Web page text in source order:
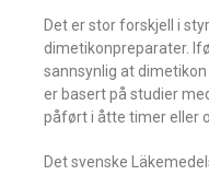
Det er stor forskjell i
dimetikonpreparater.
sannsynlig at
er basert på studier
påført i åtte timer eller
Det svenske